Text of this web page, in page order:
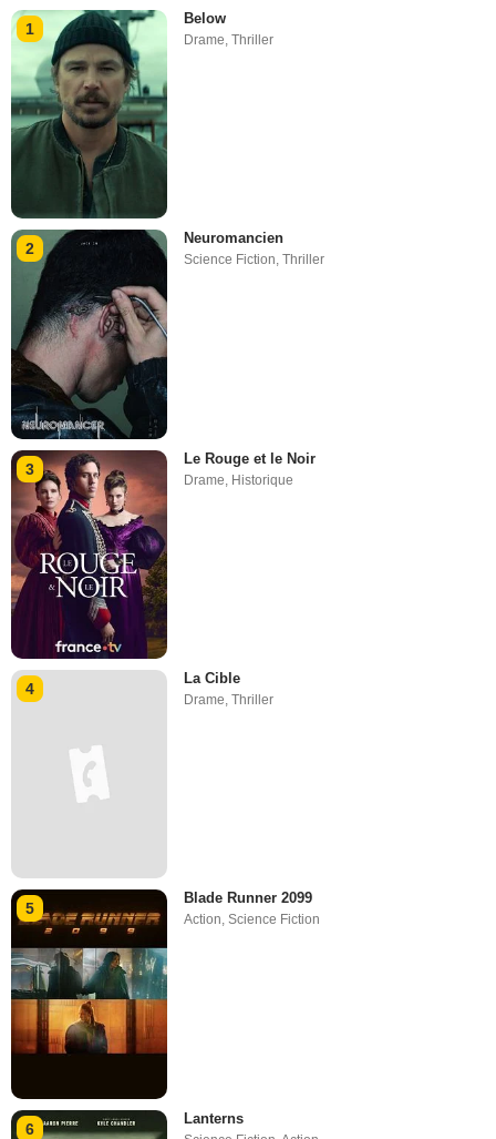
1
Below
Drame,Thriller
2
Neuromancien
Science Fiction,Thriller
3
Le Rouge et le Noir
Drame Historique
4
La Cible
Drame,Thriller
5
Blade Runner 2099
Action,Science Fiction
6
Lanterns